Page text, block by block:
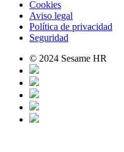
Cookies
Aviso legal
Política de privacidad
Seguridad
© 2024 Sesame HR